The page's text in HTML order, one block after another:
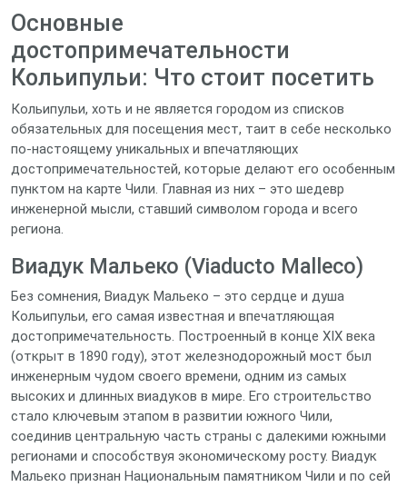
Основные
достопримечательности
Кольипульи: Что стоит посетить
Кольипульи, хоть и не является городом из списков
обязательных для посещения мест, таит в себе несколько
по-настоящему уникальных и впечатляющих
достопримечательностей, которые делают его особенным
пунктом на карте Чили. Главная из них – это шедевр
инженерной мысли, ставший символом города и всего
региона.
Виадук Мальеко (Viaducto Malleco)
Без сомнения, Виадук Мальеко – это сердце и душа
Кольипульи, его самая известная и впечатляющая
достопримечательность. Построенный в конце XIX века
(открыт в 1890 году), этот железнодорожный мост был
инженерным чудом своего времени, одним из самых
высоких и длинных виадуков в мире. Его строительство
стало ключевым этапом в развитии южного Чили,
соединив центральную часть страны с далекими южными
регионами и способствуя экономическому росту. Виадук
Мальеко признан Национальным памятником Чили и по сей